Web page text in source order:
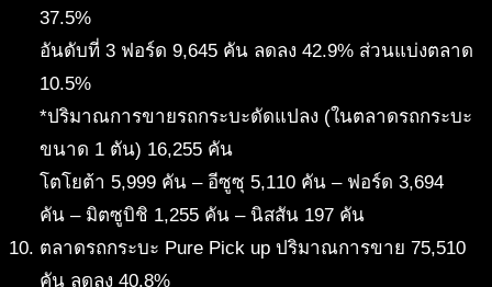
37.5%
อันดับที่ 3 ฟอร์ด 9,645 คัน ลดลง 42.9% ส่วนแบ่งตลาด
10.5%
*ปริมาณการขายรถกระบะดัดแปลง (ในตลาดรถกระบะ
ขนาด 1 ตัน) 16,255 คัน
โตโยต้า 5,999 คัน – อีซูซุ 5,110 คัน – ฟอร์ด 3,694
คัน – มิตซูบิชิ 1,255 คัน – นิสสัน 197 คัน
ตลาดรถกระบะ Pure Pick up ปริมาณการขาย 75,510
คัน ลดลง 40.8%